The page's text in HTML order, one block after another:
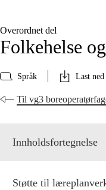
Overordnet del
Folkehelse
Språk Last ned
Til vg3
Innholdsfortegnelse
Støtte til